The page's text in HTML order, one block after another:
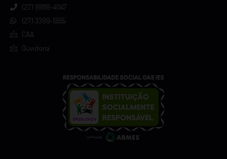
(27) 98118-4047
(27) 3399-5555
CAA
Ouvidoria